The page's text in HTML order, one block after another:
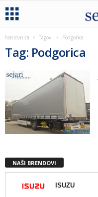
Naslovnica Tagovi Podgorica
Tag: Podgorica
NAŠI BRENDOVI
ISUZU